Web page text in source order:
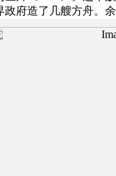
政府造了几艘方舟。